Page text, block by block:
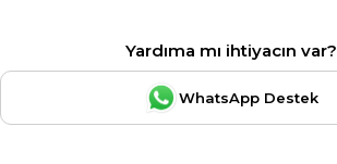
Yardıma mı ihtiyacın var?
WhatsApp Destek